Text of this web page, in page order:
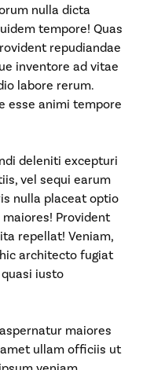
nulla dicta
tempore! Quas
repudiandae
inventore ad vitae
labore rerum.
esse animi tempore
deleniti excepturi
vel sequi earum
nulla placeat optio
Provident
repellat! Veniam,
architecto fugiat
iusto
maiores
ullam officiis ut